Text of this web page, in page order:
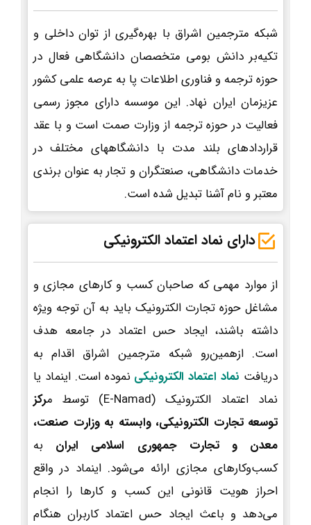
شبکه مترجمین اشراق با بهره‌گیری از توان داخلی و
تکیه‌بر دانش بومی متخصصان دانشگاهی فعال در
حوزه ترجمه و فناوری اطلاعات پا به عرصه علمی کشور
عزیزمان ایران نهاد. این موسسه دارای مجوز رسمی
فعالیت در حوزه ترجمه از وزارت صمت است و با عقد
قراردادهای بلند مدت با دانشگاههای مختلف در
خدمات دانشگاهی، صنعتگران و تجار به عنوان برندی
معتبر و نام آشنا تبدیل شده است.
دارای نماد اعتماد الکترونیکی
از موارد مهمی که صاحبان کسب و کارهای مجازی و
مشاغل حوزه تجارت الکترونیک باید به آن توجه ویژه
داشته باشند، ایجاد حس اعتماد در جامعه هدف
است. ازهمین‌رو شبکه مترجمین اشراق اقدام به
دریافت نماد اعتماد الکترونیکی نموده است. اینماد یا
نماد اعتماد الکترونیک (E-Namad) توسط م
رکز
توسعه تجارت الکترونیکی، وابسته به وزارت صنعت،
معدن و تجارت جمهوری اسلامی ایران به
کسب‌وکارهای مجازی ارائه می‌شود. اینماد در واقع
احراز هویت قانونی این کسب و کارها را انجام
می‌دهد و باعث ایجاد حس اعتماد کاربران هنگام